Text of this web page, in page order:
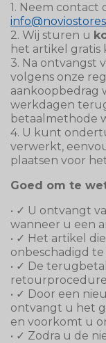
1. Neem contact
2. Wij sturen u
het artikel
3. Na ontvangst
volgens onze
aankoopbedrag
werkdagen
betaalmethode
4. U kunt
verwerkt,
plaatsen voor
Goed om te
• ✓ U ontvangt
wanneer u een
• ✓ Het artikel
onbeschadigd te
• ✓ De
• ✓ Door een
ontvangt u het
en voorkomt u
• ✓ Zodra u de